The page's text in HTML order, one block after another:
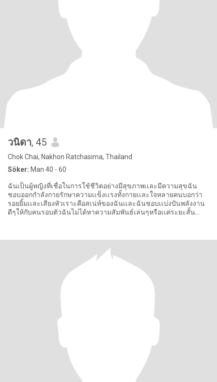
วนิดา, 45
Chok Chai, Nakhon Ratchasima, Thailand
Söker: Man 40 - 60
ฉันเป็นผู้หญิงที่เชื่อในการใช้ชีวิตอย่างมีสุขภาพเเละมีความสุขฉัน
ชอบออกกำลังกายรักษาความเเข็งเเรงทั้งกายเเละใจหลายคนบอกว่า
รอยยิ้มเเละเสียงหัวเราะคือสเน่ห์ของฉันเเละฉันชอบเเบ่งปันพลังงาน
ดีๆให้กับคนรอบตัวฉันไม่ได้หาความสัมพันธ์เล่นๆหรือเเค่ระยะสั้น